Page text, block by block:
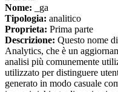
Nome: _ga
Tipologia: analitico
Proprieta: Prima parte
Descrizione: Questo nome
Analytics, che è un
analisi più comunemente
utilizzato per distinguere
generato in modo casuale